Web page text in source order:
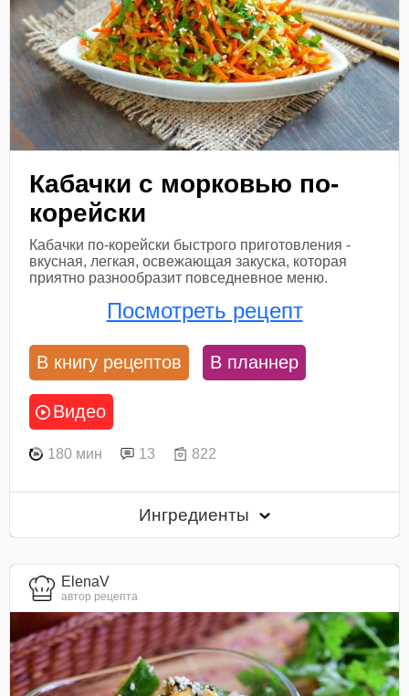
Кабачки с морковью по-
корейски
Кабачки по-корейски быстрого приготовления -
вкусная, легкая, освежающая закуска, которая
приятно разнообразит повседневное меню.
Посмотреть рецепт
В книгу рецептов В планнер
Видео
180 мин 13 822
Ингредиенты
ElenaV
автор рецепта